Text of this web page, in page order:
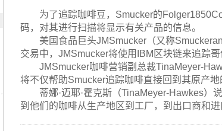
为了追踪咖啡豆，Smucker的
码，对其进行扫描将显示有关产品的信息。
美国食品巨头JMSmucker（又称
交易中，JMSmucker将使用IBM区块链来追踪哥
JMSmucker咖啡营销副总裁TinaMeyer-
将不仅帮助Smucker追踪咖啡直接回到其原产
蒂娜·迈耶·霍克斯（TinaMeyer-Hawkes）
到他们的咖啡从生产地区到工厂，到出口商和进